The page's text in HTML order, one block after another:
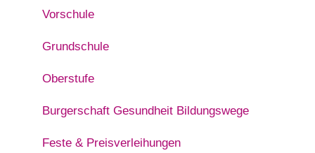
Vorschule
Grundschule
Oberstufe
Burgerschaft Gesundheit Bildungswege
Feste & Preisverleihungen